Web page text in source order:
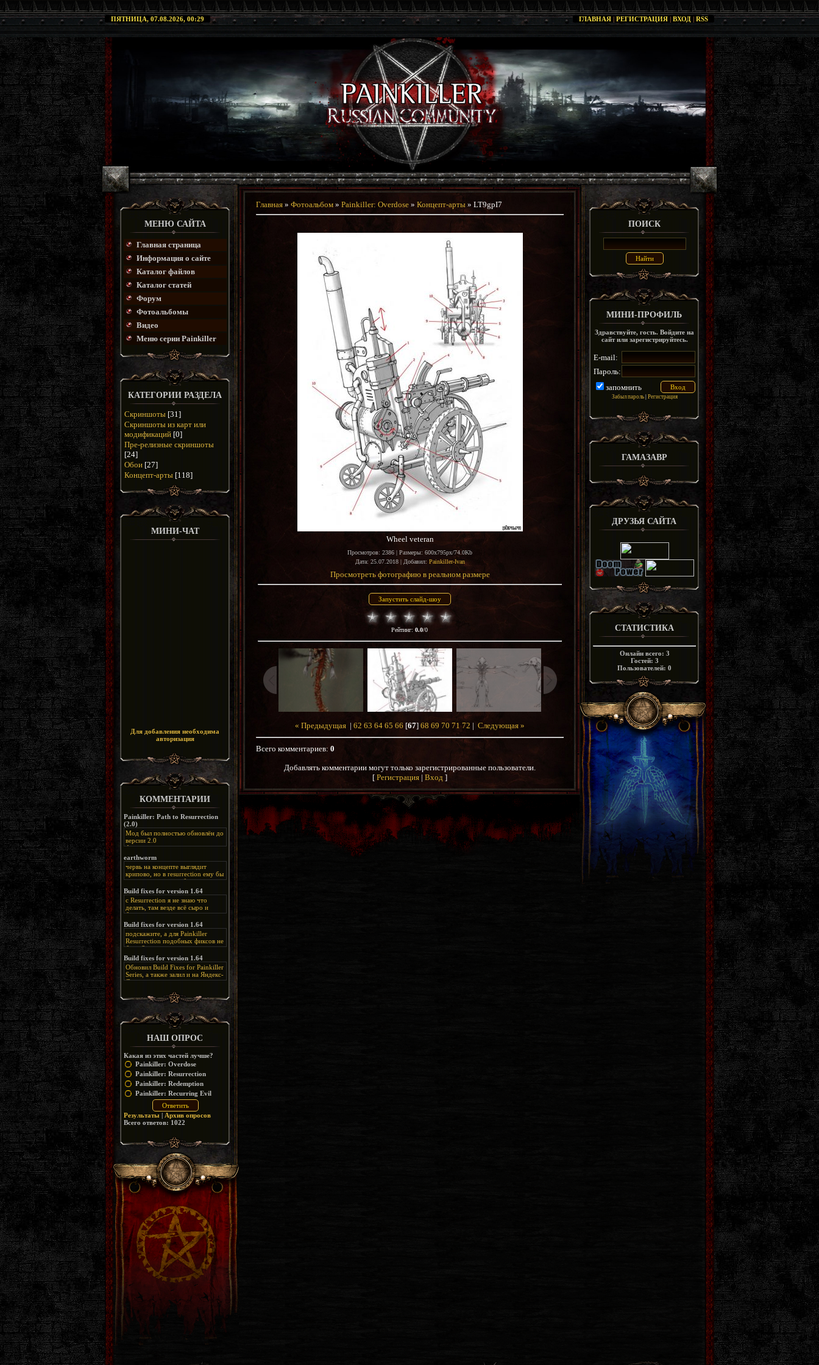
ПЯТНИЦА, 07.08.2026, 00:29 ГЛАВНАЯ | РЕГИСТРАЦИЯ | ВХОД | RSS
МЕНЮ САЙТА
Главная страница
Информация о сайте
Каталог файлов
Каталог статей
Форум
Фотоальбомы
Видео
Меню серии Painkiller
КАТЕГОРИИ РАЗДЕЛА
Скриншоты [31]
Скриншоты из карт или
модификаций [0]
Пре-релизные скриншоты
[24]
Обои [27]
Концепт-арты [118]
МИНИ-ЧАТ
Для добавления необходима
авторизация
КОММЕНТАРИИ
Painkiller: Path to Resurrection
(2.0)
Мод был полностью обновлён до
версии 2.0
Альтернативная
ссылка:
FzzDkRlC8Q
earthworm
червь на концепте выглядит
крипово, но в resurrection ему бы
нашлось место, особенно в
каких-нибудь подземных
катакомбах. жаль, что половину
задумок там вырезали, зато и
рпгшности меньше. build fixes
спасибо что перезалили на
яндекс. а вот в комментах на
сайте у меня пару раз вылезала
левая вставка
https://uzbekmelbet.com/ru/
дико отвлекает от обсуждения
скринов.
Build fixes for version 1.64
с Resurrection я не знаю что
делать, там везде всё сыро и
баговано, от чего и заниматься
этим не хочется, тут либо играть
как есть или искать патчи для
этого дополнения на moddb,
либо же на крайняк играть мод
Resurrection, но настолько что не
особо уже и узнаётся
Build fixes for version 1.64
подскажите, а для Painkiller
Resurrection подобных фиксов не
будет?
Build fixes for version 1.64
Обновил Build Fixes for Painkiller
Series, а также залил и на Яндекс-
Диск
https://disk.yandex.ru/d/_zvZekuO5FTd3Q
НАШ ОПРОС
Какая из этих частей лучше?
Painkiller: Overdose
Painkiller: Resurrection
Painkiller: Redemption
Painkiller: Recurring Evil
Результаты | Архив опросов
Всего ответов: 1022
Главная » Фотоальбом » Painkiller: Overdose » Концепт-арты » LT9gpI7
Wheel veteran
Просмотров: 2386 | Размеры: 600x795px/74.0Kb
Дата: 25.07.2018 | Добавил: Painkiller-Ivan
Просмотреть фотографию в реальном размере
Рейтинг: 0.0/0
« Предыдущая | 62 63 64 65 66 [67] 68 69 70 71 72 | Следующая »
Всего комментариев: 0
Добавлять комментарии могут только зарегистрированные пользователи.
[ Регистрация | Вход ]
ПОИСК
МИНИ-ПРОФИЛЬ
Здравствуйте, гость. Войдите на
сайт или зарегистрируйтесь.
E-mail:
Пароль:
запомнить
Забыл пароль| Регистрация
ГАМАЗАВР
ДРУЗЬЯ САЙТА
СТАТИСТИКА
Онлайн всего: 3
Гостей: 3
Пользователей: 0